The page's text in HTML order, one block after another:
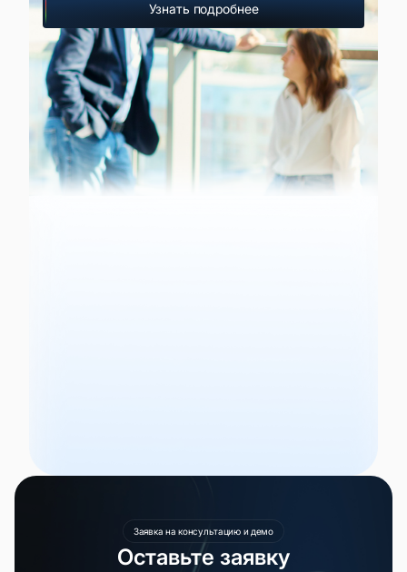
Узнать подробнее
Заявка на консультацию и демо
Оставьте заявку